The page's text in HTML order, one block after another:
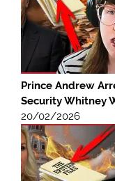
Prince Andrew
Security Whitney
20/02/2026